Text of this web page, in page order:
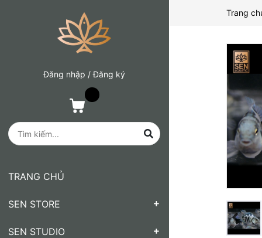
Đăng nhập /Đăng ký
TRANG CHỦ
SEN STORE
SEN STUDIO
Trang